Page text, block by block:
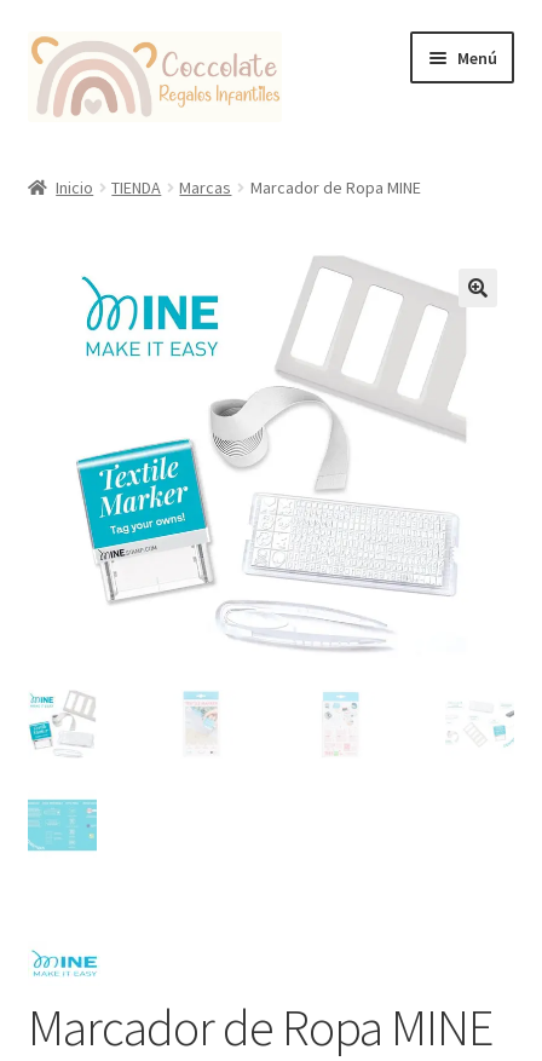
Ir
la
Ir
contenido
Menú
Inicio TIENDA Marcas Marcador de Ropa MINE
Marcador de Ropa MINE